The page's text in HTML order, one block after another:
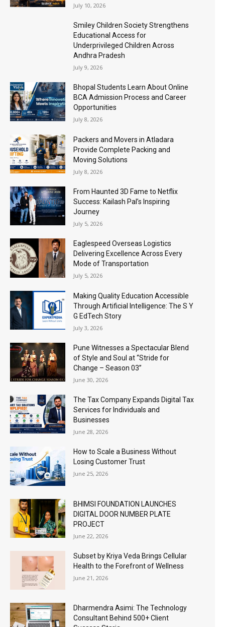
July 10, 2026
Smiley Children Society Strengthens
Educational Access for
Underprivileged Children Across
Andhra Pradesh
July 9, 2026
Bhopal Students Learn About Online
BCA Admission Process and Career
Opportunities
July 8, 2026
Packers and Movers in Atladara
Provide Complete Packing and
Moving Solutions
July 8, 2026
From Haunted 3D Fame to Netflix
Success: Kailash Pal’s Inspiring
Journey
July 5, 2026
Eaglespeed Overseas Logistics
Delivering Excellence Across Every
Mode of Transportation
July 5, 2026
Making Quality Education Accessible
Through Artificial Intelligence: The S Y
G EdTech Story
July 3, 2026
Pune Witnesses a Spectacular Blend
of Style and Soul at “Stride for
Change – Season 03”
June 30, 2026
The Tax Company Expands Digital Tax
Services for Individuals and
Businesses
June 28, 2026
How to Scale a Business Without
Losing Customer Trust
June 25, 2026
BHIMSI FOUNDATION LAUNCHES
DIGITAL DOOR NUMBER PLATE
PROJECT
June 22, 2026
Subset by Kriya Veda Brings Cellular
Health to the Forefront of Wellness
June 21, 2026
Dharmendra Asimi: The Technology
Consultant Behind 500+ Client